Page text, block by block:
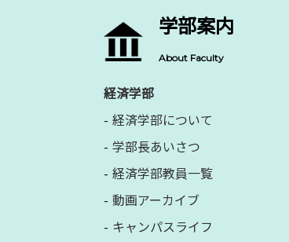
学部案内
About Faculty
経済学部
経済学部について
学部長あいさつ
経済学部教員一覧
動画アーカイブ
キャンパスライフ